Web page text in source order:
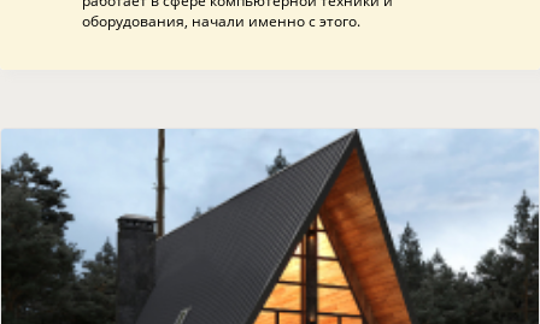
оборудования, начали именно с этого.